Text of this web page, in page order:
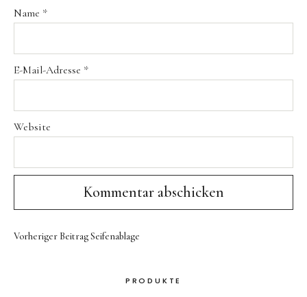
Name *
E-Mail-Adresse *
Website
Vorheriger BeitragSeifenablage
PRODUKTE